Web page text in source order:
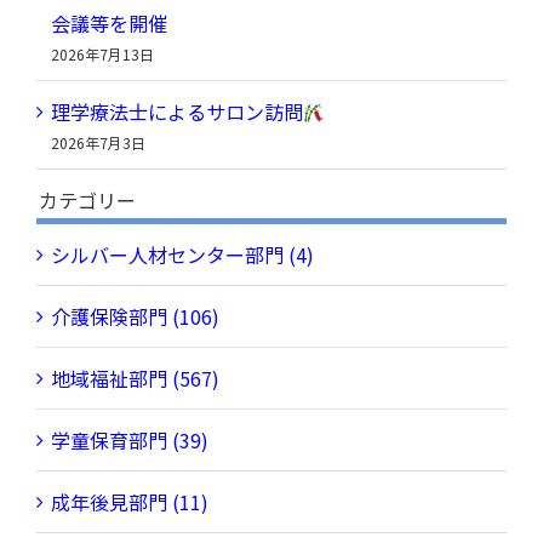
会議等を開催
2026年7月13日
理学療法士によるサロン訪問
2026年7月3日
カテゴリー
シルバー人材センター部門 (4)
介護保険部門 (106)
地域福祉部門 (567)
学童保育部門 (39)
成年後見部門 (11)